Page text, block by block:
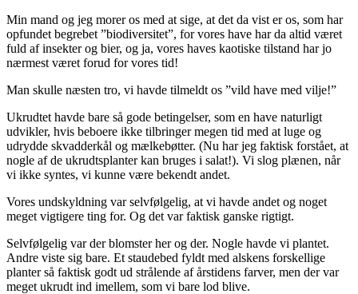
Min mand og jeg morer os med at sige, at det da vist er os, som har
opfundet begrebet ”biodiversitet”, for vores have har da altid været
fuld af insekter og bier, og ja, vores haves kaotiske tilstand har jo
nærmest været forud for vores tid!
Man skulle næsten tro, vi havde tilmeldt os ”vild have med vilje!”
Ukrudtet havde bare så gode betingelser, som en have naturligt
udvikler, hvis beboere ikke tilbringer megen tid med at luge og
udrydde skvadderkål og mælkebøtter. (Nu har jeg faktisk forstået, at
nogle af de ukrudtsplanter kan bruges i salat!). Vi slog plænen, når
vi ikke syntes, vi kunne være bekendt andet.
Vores undskyldning var selvfølgelig, at vi havde andet og noget
meget vigtigere ting for. Og det var faktisk ganske rigtigt.
Selvfølgelig var der blomster her og der. Nogle havde vi plantet.
Andre viste sig bare. Et staudebed fyldt med alskens forskellige
planter så faktisk godt ud strålende af årstidens farver, men der var
meget ukrudt ind imellem, som vi bare lod blive.